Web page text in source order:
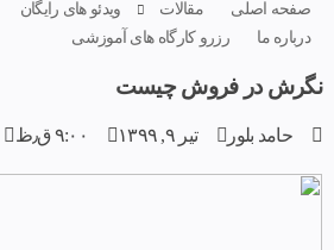
صفحه اصلی مقالات ویدئو های رایگان
درباره ما
رزرو کارگاه های آموزشی
نگرش در فروش چیست
حامد بلور تیر ۹, ۱۳۹۹ ۹:۰۰ ق٫ظ